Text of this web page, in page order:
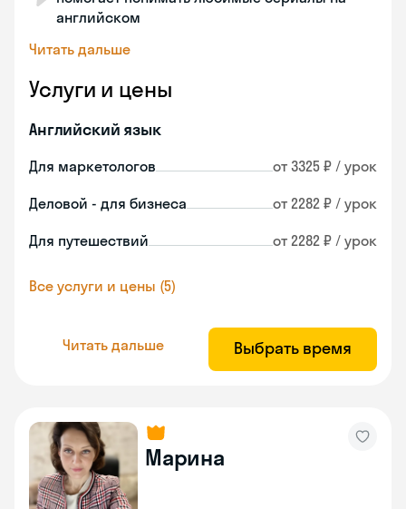
английском
Читать дальше
Услуги и цены
Английский язык
Для маркетологов от 3325 ₽ / урок
Деловой - для бизнеса от 2282 ₽ / урок
Для путешествий от 2282 ₽ / урок
Все услуги и цены (5)
Читать дальше Выбрать время
Марина